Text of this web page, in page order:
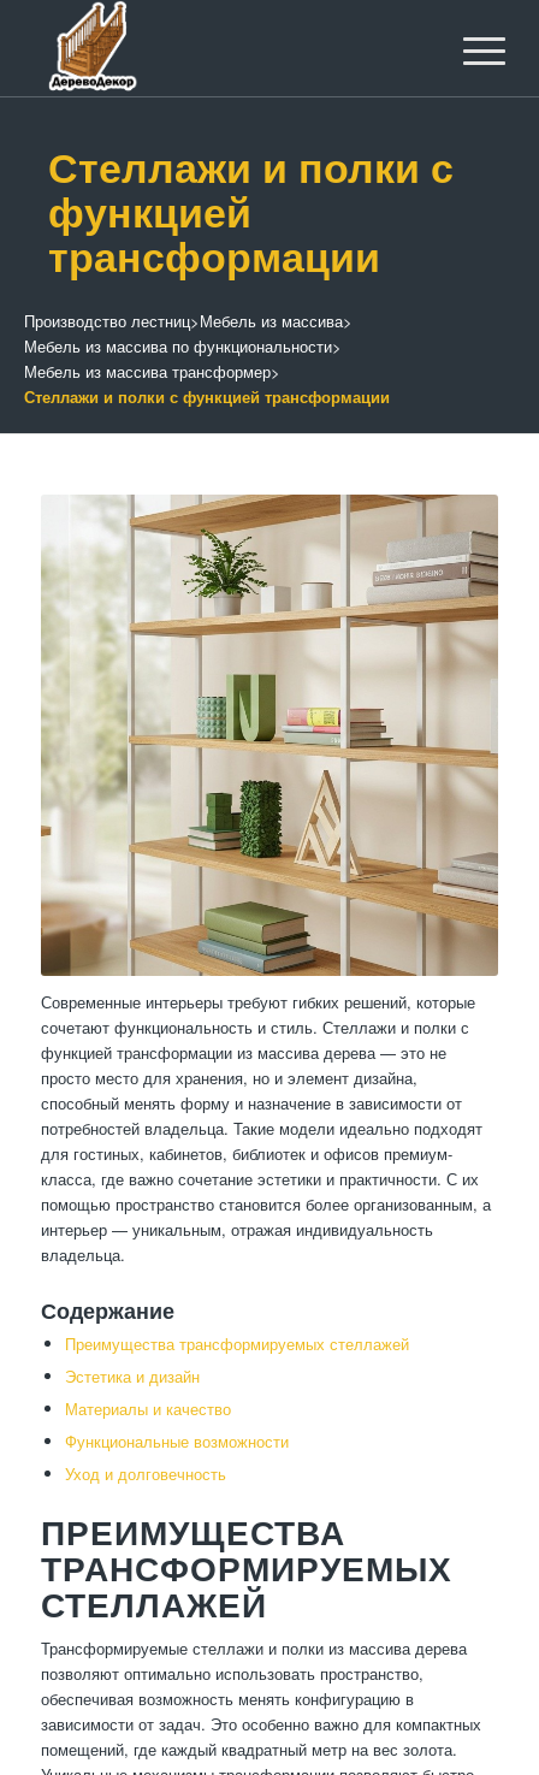
Стеллажи и полки с
функцией
трансформации
Производство лестниц>Мебель из массива>
Мебель из массива по функциональности>
Мебель из массива трансформер>
Стеллажи и полки с функцией трансформации
Современные интерьеры требуют гибких решений, которые
сочетают функциональность и стиль. Стеллажи и полки с
функцией трансформации из массива дерева — это не
просто место для хранения, но и элемент дизайна,
способный менять форму и назначение в зависимости от
потребностей владельца. Такие модели идеально подходят
для гостиных, кабинетов, библиотек и офисов премиум-
класса, где важно сочетание эстетики и практичности. С их
помощью пространство становится более организованным, а
интерьер — уникальным, отражая индивидуальность
владельца.
Содержание
Преимущества трансформируемых стеллажей
Эстетика и дизайн
Материалы и качество
Функциональные возможности
Уход и долговечность
ПРЕИМУЩЕСТВА
ТРАНСФОРМИРУЕМЫХ
СТЕЛЛАЖЕЙ
Трансформируемые стеллажи и полки из массива дерева
позволяют оптимально использовать пространство,
обеспечивая возможность менять конфигурацию в
зависимости от задач. Это особенно важно для компактных
помещений, где каждый квадратный метр на вес золота.